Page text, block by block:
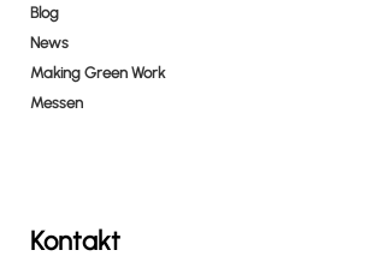
Blog
News
Making Green Work
Messen
Kontakt